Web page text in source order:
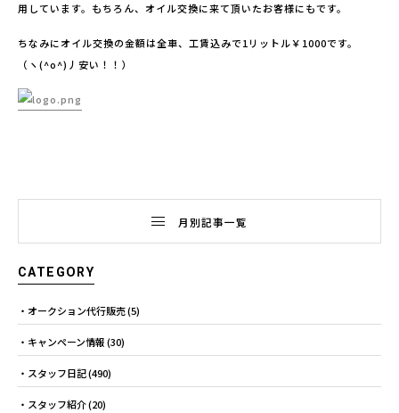
用しています。もちろん、オイル交換に来て頂いたお客様にもです。
ちなみにオイル交換の金額は全車、工賃込みで1リットル￥1000です。
（ヽ(^o^)丿安い！！）
月別記事一覧
CATEGORY
オークション代行販売(5)
キャンペーン情報(30)
スタッフ日記(490)
スタッフ紹介(20)